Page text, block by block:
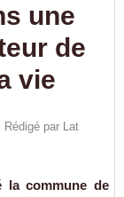
une
de
vie
Rédigé par Lat
la commune de